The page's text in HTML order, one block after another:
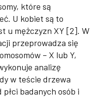
które są
U kobiet są to
u mężczyzn XY [2]. W
przeprowadza się
– X lub Y,
analizę
w teście drzewa
płci badanych osób i